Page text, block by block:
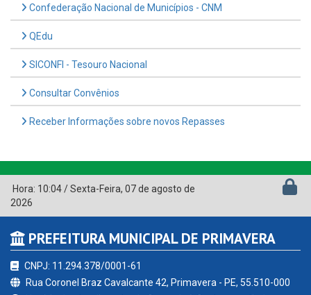
Confederação Nacional de Municípios - CNM
QEdu
SICONFI - Tesouro Nacional
Consultar Convênios
Receber Informações sobre novos Repasses
Hora: 10:04/Sexta-Feira, 07 de agosto de
2026
PREFEITURA MUNICIPAL DE PRIMAVERA
CNPJ: 11.294.378/0001-61
Rua Coronel Braz Cavalcante 42, Primavera - PE, 55.510-000